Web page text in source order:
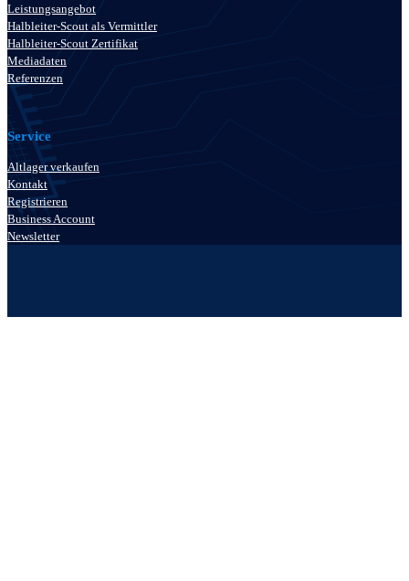
Leistungsangebot
Halbleiter-Scout als Vermittler
Halbleiter-Scout Zertifikat
Mediadaten
Referenzen
Service
Altlager verkaufen
Kontakt
Registrieren
Business Account
Newsletter